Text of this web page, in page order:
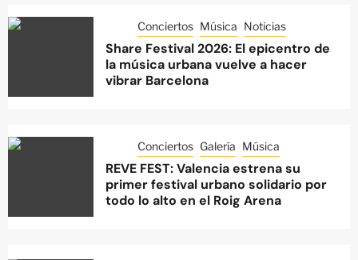
Conciertos Música Noticias
Share Festival 2026: El epicentro de
la música urbana vuelve a hacer
vibrar Barcelona
Conciertos Galería Música
REVE FEST: Valencia estrena su
primer festival urbano solidario por
todo lo alto en el Roig Arena